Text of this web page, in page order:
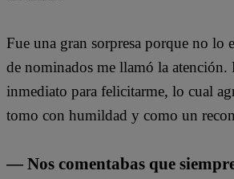
Fue una gran sorpresa porque no lo
de nominados me llamó la atención.
inmediato para felicitarme, lo cual
tomo con humildad y como un
— Nos comentabas que